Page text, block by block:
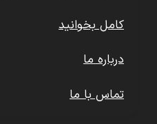
کامل بخوانید
درباره ما
تماس با ما